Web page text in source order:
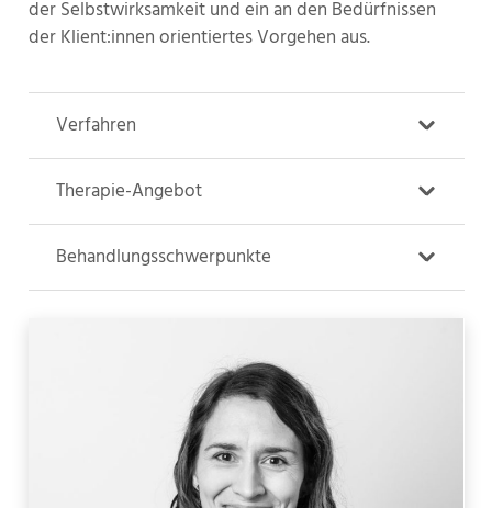
der Selbstwirksamkeit und ein an den Bedürfnissen
der Klient:innen orientiertes Vorgehen aus.
Verfahren
Therapie-Angebot
Behandlungsschwerpunkte